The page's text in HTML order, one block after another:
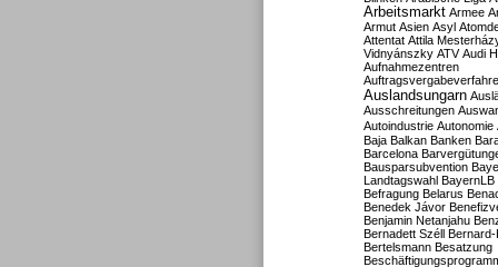
Arbeitsmarkt Armee
Armut Asien Asyl
Attentat Attila
Vidnyánszky ATV Audi
Aufnahmezentren
Auslandsungarn
Ausschreitungen
Autoindustrie Autonomie
Baja Balkan Banken
Barcelona
Bausparsubvention
Landtagswahl BayernLB
Befragung Belarus
Benedek Jávor
Benjamin Netanjahu
Bernadett Széll
Bertelsmann Besatzung